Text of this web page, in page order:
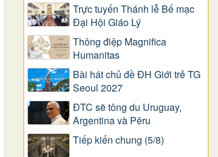
Trực tuyến Thánh lễ Bế mạc
Đại Hội Giáo Lý
Thông điệp Magnifica
Humanitas
Bài hát chủ đề ĐH Giới trẻ TG
Seoul 2027
ĐTC sẽ tông du Uruguay,
Argentina và Pêru
Tiếp kiến chung (5/8)